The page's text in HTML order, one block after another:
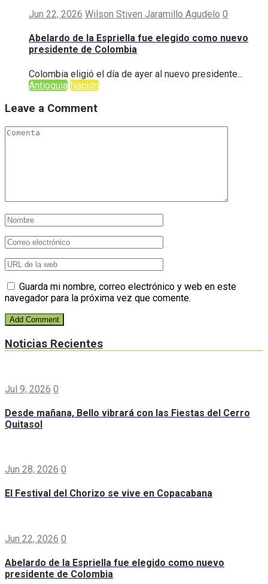
Jun 22, 2026 Wilson Stiven Jaramillo Agudelo 0
Abelardo de la Espriella fue elegido como nuevo
presidente de Colombia
Colombia eligió el día de ayer al nuevo presidente...
Antioquia Nación
Leave a Comment
Guarda mi nombre, correo electrónico y web en este
navegador para la próxima vez que comente.
Noticias Recientes
Jul 9, 2026 0
Desde mañana, Bello vibrará con las Fiestas del Cerro
Quitasol
Jun 28, 2026 0
El Festival del Chorizo se vive en Copacabana
Jun 22, 2026 0
Abelardo de la Espriella fue elegido como nuevo
presidente de Colombia